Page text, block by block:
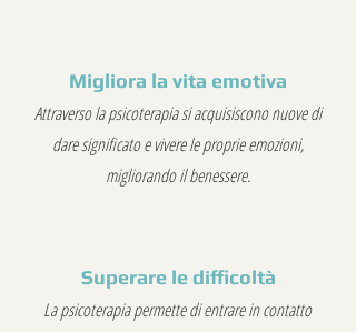
Migliora la vita emotiva
Attraverso la psicoterapia si acquisiscono nuove di
dare significato e vivere le proprie emozioni,
migliorando il benessere.
Superare le difficoltà
La psicoterapia permette di entrare in contatto